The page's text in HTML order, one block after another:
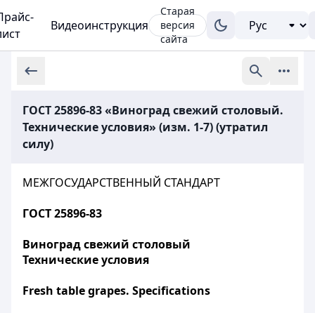
Видеоинструкция
Старая
версия
сайта
ГОСТ 25896-83 «Виноград свежий столовый.
Технические условия» (изм. 1-7) (утратил
силу)
МЕЖГОСУДАРСТВЕННЫЙ СТАНДАРТ
ГОСТ 25896-83
Виноград свежий столовый
Технические условия
Fresh table grapes. Specifications